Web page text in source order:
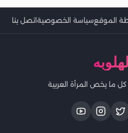
الموقعسياسة الخصوصيةاتصل بنا
لهلوبه
ما يخص المرأة العربية